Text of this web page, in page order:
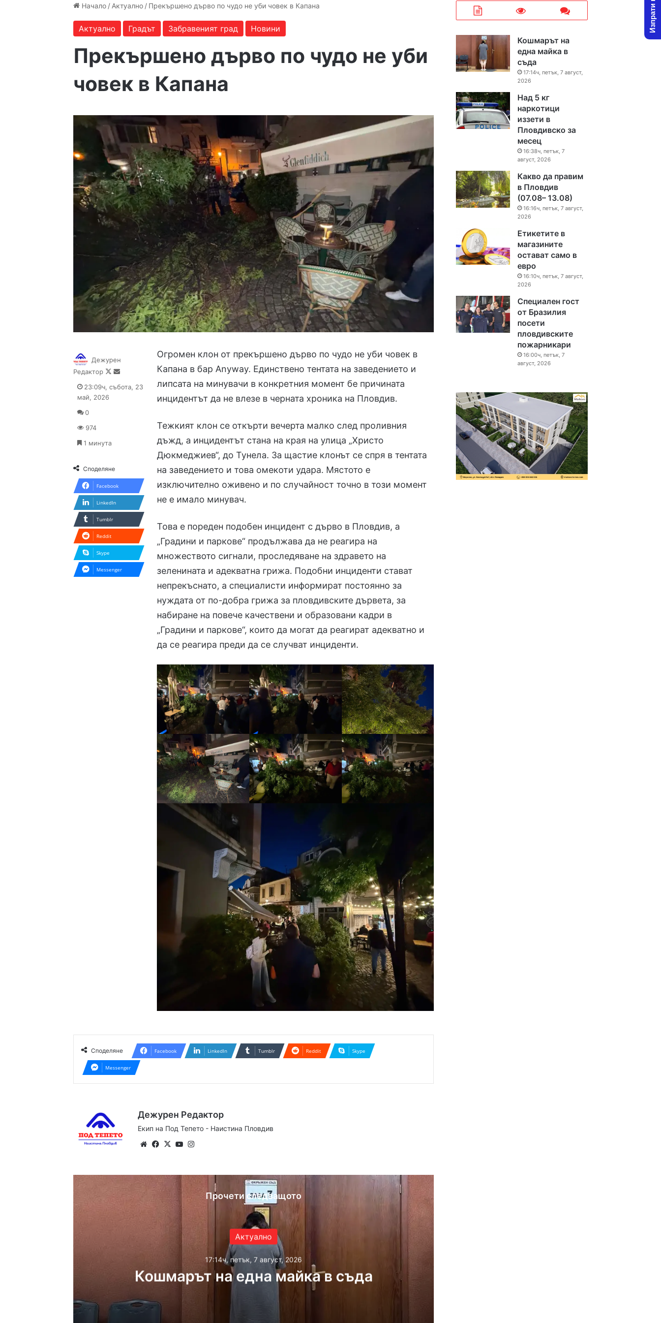
Начало / Актуално / Прекършено дърво по чудо не уби човек в Капана
Актуално Градът Забравеният град Новини
Прекършено дърво по чудо не уби
човек в Капана
Огромен клон от прекършено дърво по чудо не уби човек в
Капана в бар Anyway. Единствено тентата на заведението и
липсата на минувачи в конкретния момент бе причината
инцидентът да не влезе в черната хроника на Пловдив.
Тежкият клон се откърти вечерта малко след проливния
дъжд, а инцидентът стана на края на улица „Христо
Дюкмеджиев“, до Тунела. За щастие клонът се спря в тентата
на заведението и това омекоти удара. Мястото е
изключително оживено и по случайност точно в този момент
не е имало минувач.
Това е пореден подобен инцидент с дърво в Пловдив, а
„Градини и паркове“ продължава да не реагира на
множеството сигнали, проследяване на здравето на
зеленината и адекватна грижа. Подобни инциденти стават
непрекъснато, а специалисти информират постоянно за
нуждата от по-добра грижа за пловдивските дървета, за
набиране на повече качествени и образовани кадри в
„Градини и паркове“, които да могат да реагират адекватно и
да се реагира преди да се случват инциденти.
Дежурен
Редактор
Follow
X
Send
email
23:09ч, събота, 23
май, 2026
0
974
1 минута
Споделяне
Facebook
LinkedIn
Tumblr
Reddit
Skype
Messenger
Споделяне Facebook LinkedIn Tumblr Reddit Skype
Messenger
Дежурен Редактор
Екип на Под Тепето - Наистина Пловдив
WebsiteFacebook
X YouTube
Прочети следващото
Актуално
17:14ч, петък, 7 август, 2026
Кошмарът на една майка в съда
Кошмарът на
една майка в
съда
17:14ч, петък, 7 август,
2026
Над 5 кг
наркотици
иззети в
Пловдивско за
месец
16:38ч, петък, 7
август, 2026
Какво да правим
в Пловдив
(07.08– 13.08)
16:16ч, петък, 7 август,
2026
Етикетите в
магазините
остават само в
евро
16:10ч, петък, 7 август,
2026
Специален гост
от Бразилия
посети
пловдивските
пожарникари
16:00ч, петък, 7
август, 2026